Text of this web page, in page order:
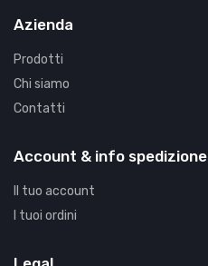
Azienda
Prodotti
Chi siamo
Contatti
Account & info spedizione
Il tuo account
I tuoi ordini